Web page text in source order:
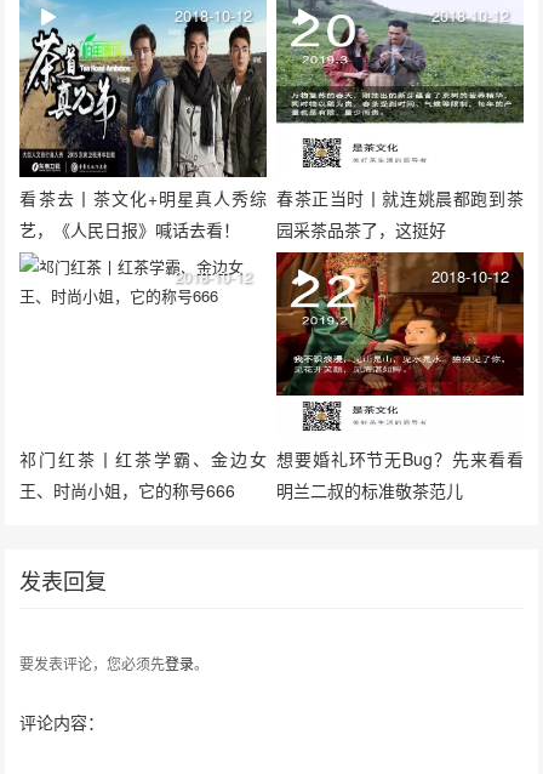
看茶去丨茶文化+明星真人秀综
艺，《人民日报》喊话去看！
2018-10-12
春茶正当时丨就连姚晨都跑到茶
园采茶品茶了，这挺好
2018-10-12
祁门红茶丨红茶学霸、金边女
王、时尚小姐，它的称号666
2018-10-12
想要婚礼环节无Bug？先来看看
明兰二叔的标准敬茶范儿
2018-10-12
发表回复
要发表评论，您必须先登录。
评论内容：